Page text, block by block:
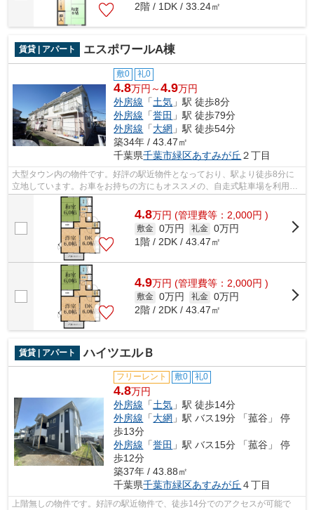
2階 / 1DK / 33.24㎡
賃貸 | アパート エスポワールA棟
敷0 礼0
4.8万円～4.9万円
外房線 「土気 」駅 徒歩8分
外房線 「誉田 」駅 徒歩79分
外房線 「大網 」駅 徒歩54分
築34年 / 43.47㎡
千葉県千葉市緑区あすみが丘 ２丁目
大型タウン内の物件です。好評の駅近物件となっており、駅より徒歩8分に
立地しています。お車をお持ちの方にもオススメの、自走式駐車場を利用で
きる物件です。気になる情報を見つけた...
4.8万円 (管理費等：2,000円 )
敷金 0万円 礼金 0万円
1階 / 2DK / 43.47㎡
4.9万円 (管理費等：2,000円 )
敷金 0万円 礼金 0万円
2階 / 2DK / 43.47㎡
賃貸 | アパート ハイツエルＢ
フリーレント 敷0 礼0
4.8万円
外房線 「土気 」駅 徒歩14分
外房線 「大網 」駅 バス19分 「菰谷」 停
歩13分
外房線 「誉田 」駅 バス15分 「菰谷」 停
歩12分
築37年 / 43.88㎡
千葉県千葉市緑区あすみが丘 ４丁目
上階無しの物件です。好評の駅近物件で、徒歩14分でのアクセスが可能で